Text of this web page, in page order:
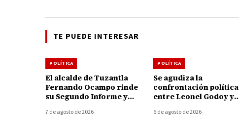
TE PUEDE INTERESAR
POLÍTICA
El alcalde de Tuzantla
Fernando Ocampo rinde
su Segundo Informe y
caminos, obras, campo y
7 de agosto de 2026
POLÍTICA
Se agudiza la
confrontación política
entre Leonel Godoy y
acusaciones y anuncian
6 de agosto de 2026